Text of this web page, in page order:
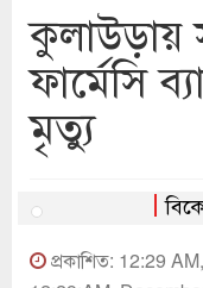
কুলাউড়ায়
ফার্মেসি
মৃত্যু
প্রকাশিত: 12:29